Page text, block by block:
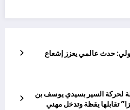
حدث عالمي يعزز إشعاع
لحركة السير بسيدي يوسف بن
تقابلها يقظة وتدخل مهني